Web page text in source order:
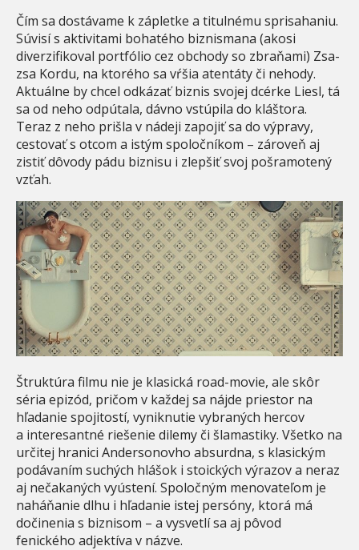
Čím sa dostávame k zápletke a titulnému sprisahaniu.
Súvisí s aktivitami bohatého biznismana (akosi
diverzifikoval portfólio cez obchody so zbraňami) Zsa-
zsa Kordu, na ktorého sa vŕšia atentáty či nehody.
Aktuálne by chcel odkázať biznis svojej dcérke Liesl, tá
sa od neho odpútala, dávno vstúpila do kláštora.
Teraz z neho prišla v nádeji zapojiť sa do výpravy,
cestovať s otcom a istým spoločníkom – zároveň aj
zistiť dôvody pádu biznisu i zlepšiť svoj pošramotený
vzťah.
Štruktúra filmu nie je klasická road-movie, ale skôr
séria epizód, pričom v každej sa nájde priestor na
hľadanie spojitostí, vyniknutie vybraných hercov
a interesantné riešenie dilemy či šlamastiky. Všetko na
určitej hranici Andersonovho absurdna, s klasickým
podávaním suchých hlášok i stoických výrazov a neraz
aj nečakaných vyústení. Spoločným menovateľom je
naháňanie dlhu i hľadanie istej persóny, ktorá má
dočinenia s biznisom – a vysvetlí sa aj pôvod
fenického adjektíva v názve.